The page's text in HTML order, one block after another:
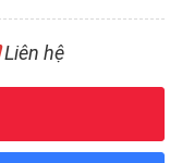
Liên hệ